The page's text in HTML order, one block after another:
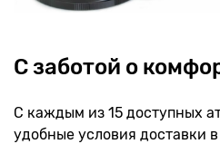
С заботой о
С каждым из 15 доступных
удобные условия доставки